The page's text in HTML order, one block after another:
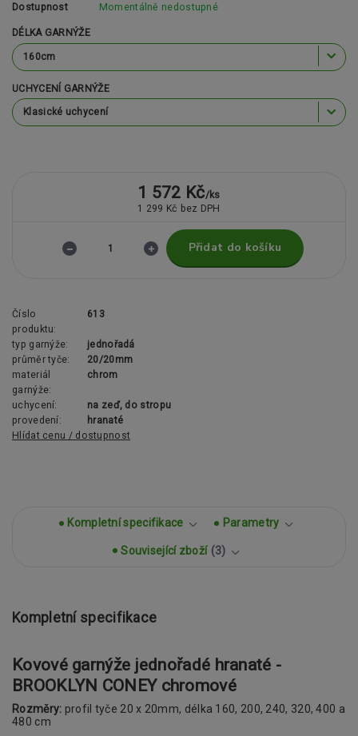
Dostupnost Momentálně nedostupné
DÉLKA GARNÝŽE
UCHYCENÍ GARNÝŽE
1 572 Kč/ks
1 299 Kč bez DPH
Přidat do košíku
Číslo
produktu:
613
typ garnýže:
jednořadá
průměr tyče:
20/20mm
materiál
garnýže:
chrom
uchycení:
na zeď, do stropu
provedení:
hranaté
Hlídat cenu / dostupnost
Kompletní specifikace Parametry
Související zboží 3
Kompletní specifikace
Kovové garnýže jednořadé hranaté -
BROOKLYN CONEY chromové
Rozměry: profil tyče 20 x 20mm, délka 160, 200, 240, 320, 400 a
480 cm